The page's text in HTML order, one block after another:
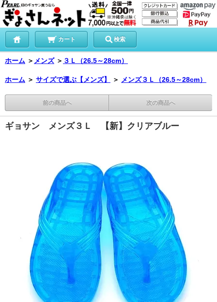
カート 検索
ホーム ＞ メンズ ＞ ３Ｌ（26.5～28cm）
ホーム ＞ サイズで選ぶ【メンズ】 ＞ メンズ３Ｌ（26.5～28cm）
前の商品へ 次の商品へ
ギョサン メンズ３Ｌ 【新】クリアブルー